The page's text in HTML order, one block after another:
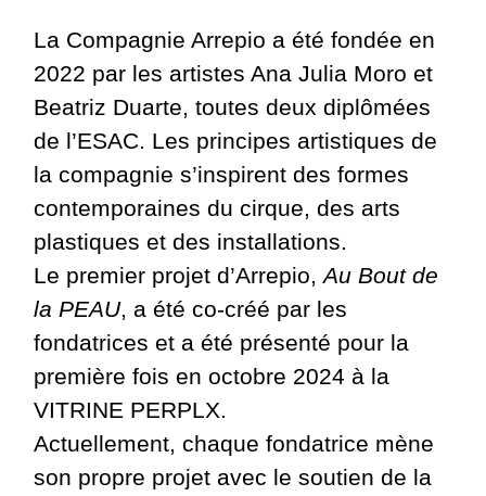
La Compagnie Arrepio a été fondée en
2022 par les artistes Ana Julia Moro et
Beatriz Duarte, toutes deux diplômées
de l’ESAC. Les principes artistiques de
la compagnie s’inspirent des formes
contemporaines du cirque, des arts
plastiques et des installations.
Le premier projet d’Arrepio,Au Bout de
la PEAU, a été co-créé par les
fondatrices et a été présenté pour la
première fois en octobre 2024 à la
VITRINE PERPLX.
Actuellement, chaque fondatrice mène
son propre projet avec le soutien de la